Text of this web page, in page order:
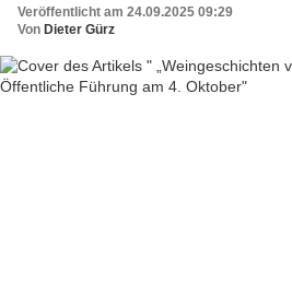
Veröffentlicht am 24.09.2025 09:29
Von Dieter Gürz